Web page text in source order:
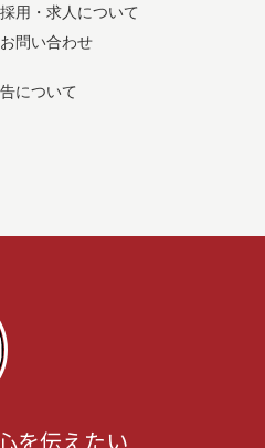
採用・求人について
お問い合わせ
について
を伝えたい